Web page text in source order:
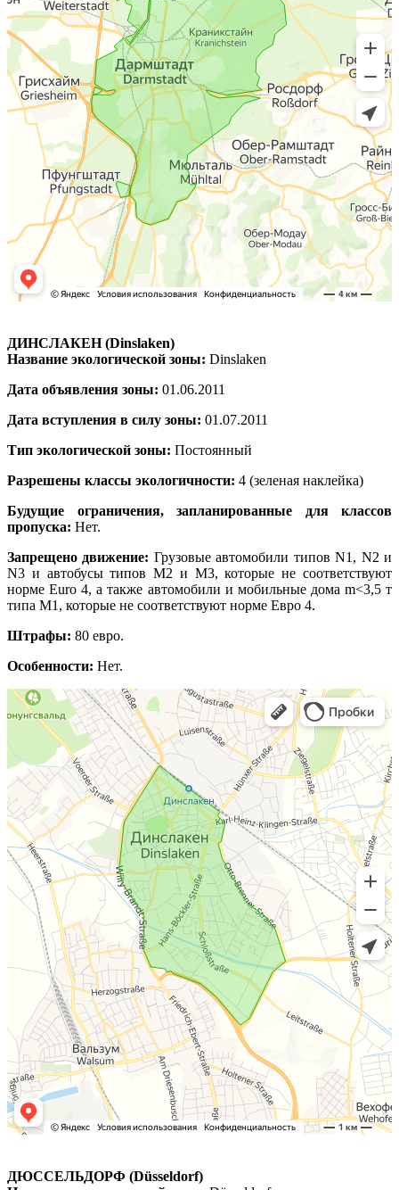
ДИНСЛАКЕН (Dinslaken)
Название экологической зоны: Dinslaken
Дата объявления зоны: 01.06.2011
Дата вступления в силу зоны: 01.07.2011
Тип экологической зоны: Постоянный
Разрешены классы экологичности: 4 (зеленая наклейка)
Будущие ограничения, запланированные для классов
пропуска: Нет.
Запрещено движение: Грузовые автомобили типов N1, N2 и
N3 и автобусы типов M2 и M3, которые не соответствуют
норме Euro 4, а также автомобили и мобильные дома m<3,5 т
типа M1, которые не соответствуют норме Евро 4.
Штрафы: 80 евро.
Особенности: Нет.
ДЮССЕЛЬДОРФ (Düsseldorf)